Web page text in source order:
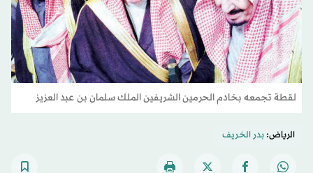
لقطة تجمعه بخادم الحرمين الشريفين الملك سلمان بن عبد العزيز
الرياض:بدر الخريف